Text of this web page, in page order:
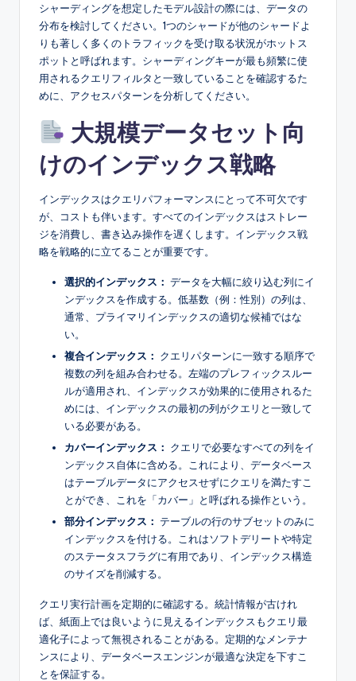
シャーディングを想定したモデル設計の際には、データの
分布を検討してください。1つのシャードが他のシャードよ
りも著しく多くのトラフィックを受け取る状況がホットス
ポットと呼ばれます。シャーディングキーが最も頻繁に使
用されるクエリフィルタと一致していることを確認するた
めに、アクセスパターンを分析してください。
大規模データセット向
けのインデックス戦略
インデックスはクエリパフォーマンスにとって不可欠です
が、コストも伴います。すべてのインデックスはストレー
ジを消費し、書き込み操作を遅くします。インデックス戦
略を戦略的に立てることが重要です。
選択的インデックス： データを大幅に絞り込む列にイ
ンデックスを作成する。低基数（例：性別）の列は、
通常、プライマリインデックスの適切な候補ではな
い。
複合インデックス： クエリパターンに一致する順序で
複数の列を組み合わせる。左端のプレフィックスルー
ルが適用され、インデックスが効果的に使用されるた
めには、インデックスの最初の列がクエリと一致して
いる必要がある。
カバーインデックス： クエリで必要なすべての列をイ
ンデックス自体に含める。これにより、データベース
はテーブルデータにアクセスせずにクエリを満たすこ
とができ、これを「カバー」と呼ばれる操作という。
部分インデックス： テーブルの行のサブセットのみに
インデックスを付ける。これはソフトデリートや特定
のステータスフラグに有用であり、インデックス構造
のサイズを削減する。
クエリ実行計画を定期的に確認する。統計情報が古けれ
ば、紙面上では良いように見えるインデックスもクエリ最
適化子によって無視されることがある。定期的なメンテナ
ンスにより、データベースエンジンが最適な決定を下すこ
とを保証する。